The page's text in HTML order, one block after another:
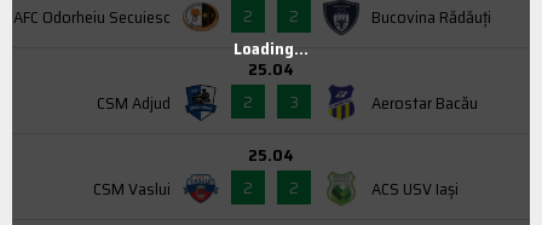
AFC Odorheiu Secuiesc
2
2 Bucovina Rădăuți
CSM Adjud
25.04
2
3 Aerostar Bacău
CSM Vaslui
25.04
2
2 ACS USV Iaşi
Loading...